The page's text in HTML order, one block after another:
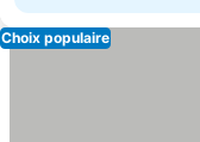
Choix populaire